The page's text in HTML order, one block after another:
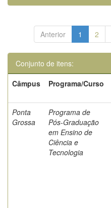
Anterior 1 2
Conjunto de itens:
Câmpus
Programa/Curso
Ponta
Grossa
Programa de
Pós-Graduação
em Ensino de
Ciência e
Tecnologia